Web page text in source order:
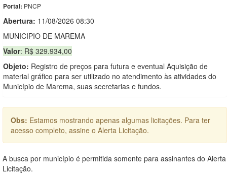
Portal: PNCP
Abertura: 11/08/2026 08:30
MUNICIPIO DE MAREMA
Valor: R$ 329.934,00
Objeto: Registro de preços para futura e eventual Aquisição de
material gráfico para ser utilizado no atendimento às atividades do
Município de Marema, suas secretarias e fundos.
Obs: Estamos mostrando apenas algumas licitações. Para ter
acesso completo, assine o Alerta Licitação.
A busca por município é permitida somente para assinantes do Alerta
Licitação.